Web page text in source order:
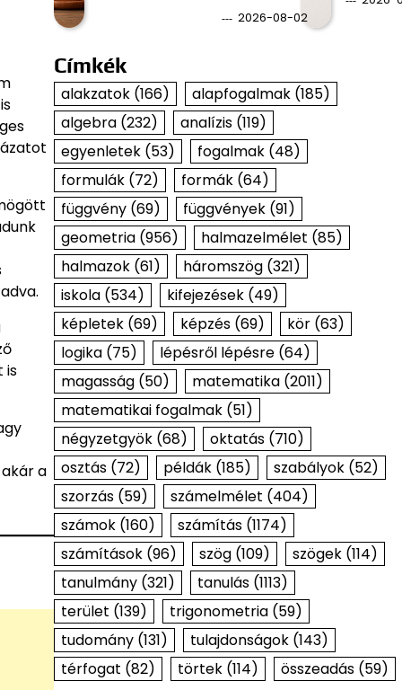
is
a
2026-08-02
Címkék
alakzatok(166) alapfogalmak(185)
algebra(232) analízis(119)
egyenletek(53) fogalmak(48)
formulák(72) formák(64)
függvény(69) függvények(91)
geometria(956) halmazelmélet (85)
halmazok(61) háromszög(321)
iskola(534) kifejezések(49)
képletek(69) képzés(69) kör(63)
logika(75) lépésről lépésre(64)
magasság(50) matematika(2011)
matematikai fogalmak(51)
négyzetgyök(68) oktatás(710)
osztás(72) példák(185) szabályok(52)
szorzás(59) számelmélet (404)
számok(160) számítás(1174)
számítások(96) szög(109) szögek(114)
tanulmány(321) tanulás(1113)
terület (139) trigonometria(59)
tudomány(131) tulajdonságok(143)
térfogat (82) törtek(114) összeadás(59)